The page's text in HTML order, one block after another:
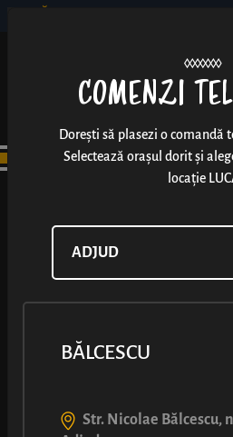
COMENZI
Dorești să plasezi o comandă
Selectează orașul dorit și
locație
BĂLCESCU
Str. Nicolae Bălcescu,